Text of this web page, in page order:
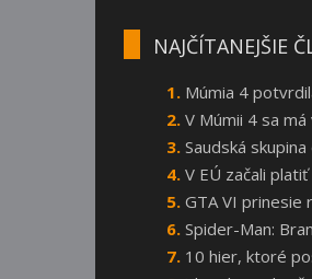
NAJČÍTANEJŠIE
Múmia 4
V Múmii 4 sa
Saudská
V EÚ začali
GTA VI prinesie
Spider-Man:
10 hier, ktoré